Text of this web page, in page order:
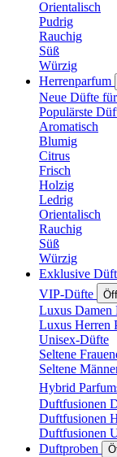
Orientalisch
Pudrig
Rauchig
Süß
Würzig
Herrenparfum
Neue Düfte
Populärste
Aromatisch
Blumig
Citrus
Frisch
Holzig
Ledrig
Orientalisch
Rauchig
Süß
Würzig
Exklusive
VIP-Düfte
Luxus Damen
Luxus Herren
Unisex-Düfte
Seltene
Seltene
Hybrid
Duftfusionen
Duftfusionen
Duftfusionen
Duftproben